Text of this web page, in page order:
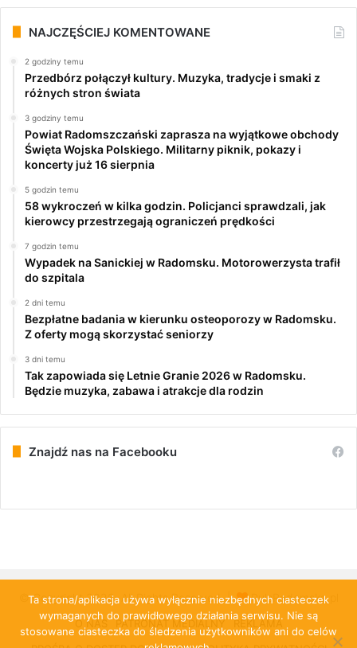
NAJCZĘŚCIEJ KOMENTOWANE
2 godziny temu
Przedbórz połączył kultury. Muzyka, tradycje i smaki z
różnych stron świata
3 godziny temu
Powiat Radomszczański zaprasza na wyjątkowe obchody
Święta Wojska Polskiego. Militarny piknik, pokazy i
koncerty już 16 sierpnia
5 godzin temu
58 wykroczeń w kilka godzin. Policjanci sprawdzali, jak
kierowcy przestrzegają ograniczeń prędkości
7 godzin temu
Wypadek na Sanickiej w Radomsku. Motorowerzysta trafił
do szpitala
2 dni temu
Bezpłatne badania w kierunku osteoporozy w Radomsku.
Z oferty mogą skorzystać seniorzy
3 dni temu
Tak zapowiada się Letnie Granie 2026 w Radomsku.
Będzie muzyka, zabawa i atrakcje dla rodzin
Znajdź nas na Facebooku
© Copyright 2026, All Rights Reserved | PulsRadomska.pl
O NAS PATRONAT MEDIALNY
REKLAMA
Ta strona/aplikacja używa wyłącznie niezbędnych ciasteczek
wymaganych do prawidłowego działania serwisu. Nie są
stosowane ciasteczka do śledzenia użytkowników ani do celów